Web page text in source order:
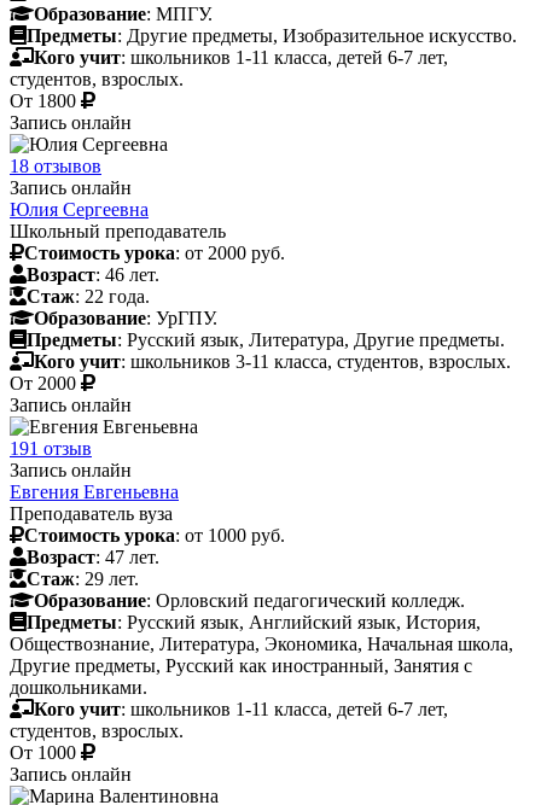
Образование: МПГУ.
Предметы: Другие предметы, Изобразительное искусство.
Кого учит: школьников 1-11 класса, детей 6-7 лет,
студентов, взрослых.
От 1800
Запись онлайн
18 отзывов
Запись онлайн
Юлия Сергеевна
Школьный преподаватель
Стоимость урока: от 2000 руб.
Возраст: 46 лет.
Стаж: 22 года.
Образование: УрГПУ.
Предметы: Русский язык, Литература, Другие предметы.
Кого учит: школьников 3-11 класса, студентов, взрослых.
От 2000
Запись онлайн
191 отзыв
Запись онлайн
Евгения Евгеньевна
Преподаватель вуза
Стоимость урока: от 1000 руб.
Возраст: 47 лет.
Стаж: 29 лет.
Образование: Орловский педагогический колледж.
Предметы: Русский язык, Английский язык, История,
Обществознание, Литература, Экономика, Начальная школа,
Другие предметы, Русский как иностранный, Занятия с
дошкольниками.
Кого учит: школьников 1-11 класса, детей 6-7 лет,
студентов, взрослых.
От 1000
Запись онлайн